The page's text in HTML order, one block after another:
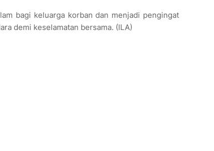
bagi keluarga korban dan menjadi pengingat
demi keselamatan bersama. (ILA)